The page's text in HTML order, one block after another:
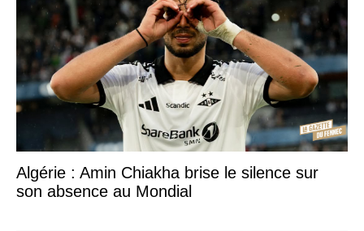
Algérie : Amin Chiakha brise le silence sur
son absence au Mondial